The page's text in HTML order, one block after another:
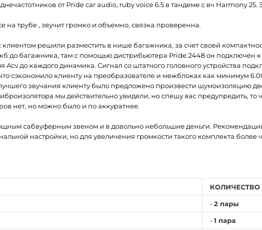
от Pride car audio, ruby voice 6.5 в тандеме с вч Harmony 25.
на трубе , звучит громко и объемно, связка проверенна.
решили разместить в нише багажника, за счет своей
до багажника, там с помощью дистрибьютера Pride 2448 он подключен к
Acv до каждого динамика. Сигнал со штатного головного устройства
сэкономило клиенту на преобразователе и межблоках как минимум
звучания клиенту было предложено произвести шумоизоляцию
мы действительно увидели, но спешу вас предупредить, то
нет, но можно было и по аккуратнее.
сабвуферным звеном и в довольно небольшие деньги.
настройки, но для увеличения громкости такого комплекта более
КОЛИЧЕСТВО
-2 пары
-1 пара